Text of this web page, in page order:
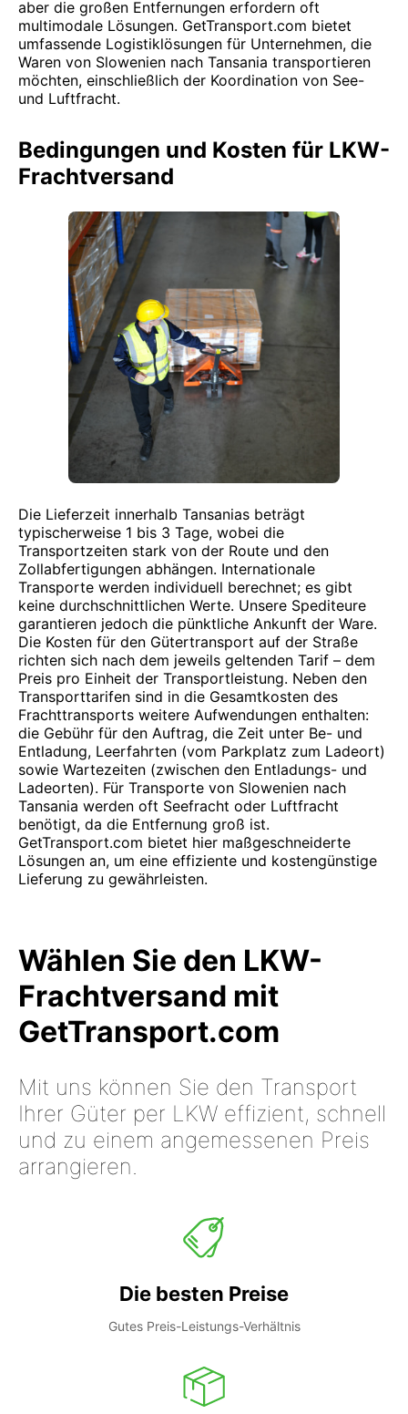
aber die großen Entfernungen erfordern oft
multimodale Lösungen. GetTransport.com bietet
umfassende Logistiklösungen für Unternehmen, die
Waren von Slowenien nach Tansania transportieren
möchten, einschließlich der Koordination von See-
und Luftfracht.
Bedingungen und Kosten für LKW-
Frachtversand
Die Lieferzeit innerhalb Tansanias beträgt
typischerweise 1 bis 3 Tage, wobei die
Transportzeiten stark von der Route und den
Zollabfertigungen abhängen. Internationale
Transporte werden individuell berechnet; es gibt
keine durchschnittlichen Werte. Unsere Spediteure
garantieren jedoch die pünktliche Ankunft der Ware.
Die Kosten für den Gütertransport auf der Straße
richten sich nach dem jeweils geltenden Tarif – dem
Preis pro Einheit der Transportleistung. Neben den
Transporttarifen sind in die Gesamtkosten des
Frachttransports weitere Aufwendungen enthalten:
die Gebühr für den Auftrag, die Zeit unter Be- und
Entladung, Leerfahrten (vom Parkplatz zum Ladeort)
sowie Wartezeiten (zwischen den Entladungs- und
Ladeorten). Für Transporte von Slowenien nach
Tansania werden oft Seefracht oder Luftfracht
benötigt, da die Entfernung groß ist.
GetTransport.com bietet hier maßgeschneiderte
Lösungen an, um eine effiziente und kostengünstige
Lieferung zu gewährleisten.
Wählen Sie den LKW-
Frachtversand mit
GetTransport.com
Mit uns können Sie den Transport
Ihrer Güter per LKW effizient, schnell
und zu einem angemessenen Preis
arrangieren.
Die besten Preise
Gutes Preis-Leistungs-Verhältnis